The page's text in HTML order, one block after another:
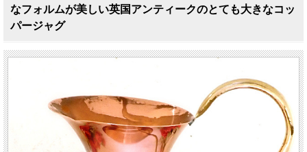
なフォルムが美しい英国アンティークのとても大きなコッ
パージャグ